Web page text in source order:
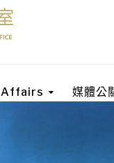
Affairs 媒體公